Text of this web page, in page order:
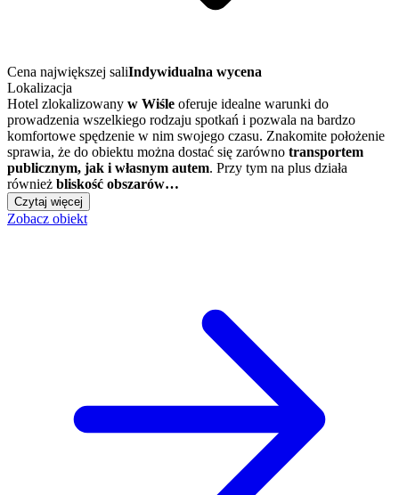
Cena największej saliIndywidualna wycena
Lokalizacja
Hotel zlokalizowany w Wiśle oferuje idealne warunki do
prowadzenia wszelkiego rodzaju spotkań i pozwala na bardzo
komfortowe spędzenie w nim swojego czasu. Znakomite położenie
sprawia, że do obiektu można dostać się zarówno transportem
publicznym, jak i własnym autem. Przy tym na plus działa
również bliskość obszarów…
Czytaj więcej
Zobacz obiekt